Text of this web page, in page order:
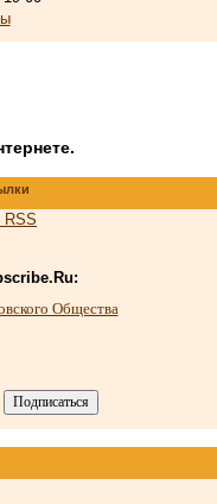
RSS
Общества